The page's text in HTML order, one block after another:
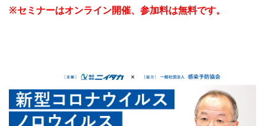
※セミナーはオンライン開催、参加料は無料です。